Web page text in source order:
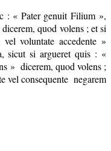
: « Pater genuit Filium »,
quod volens ; et si
voluntate accedente »
sicut si argueret quis : «
» dicerem, quod volens ;
vel consequente negarem